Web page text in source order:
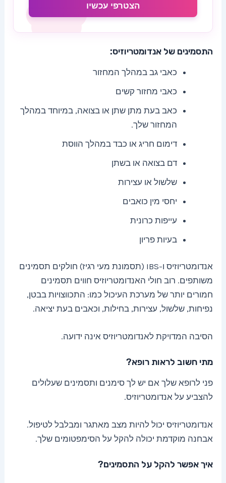
הצטרפי עכשיו
התסמינים של אנדומטריוזיס:
כאבי גב במהלך המחזור
כאבי מחזור קשים
כאב בעת מתן שתן או בצואה, במיוחד במהלך
המחזור שלך.
דימום חריג או כבד במהלך הווסת
דם בצואה או בשתן
שלשול או עצירות
יחסי מין כואבים
עייפות כרונית
בעיות פריון
אנדומטריוזיס ו-IBS (תסמונת מעי רגיז) חולקים תסמינים
משותפים. רוב חולי האנדומטריוזיס חווים תסמינים
חמורים יותר של מערכת העיכול כמו: התכווצויות בבטן,
נפיחות, שלשול, עצירות, בחילות, וכאבים בעת יציאה.
הסיבה המדויקת לאנדומטריוזיס אינה ידועה.
מתי חשוב לראות רופא?
פני לרופא שלך אם יש לך סימנים ותסמינים שעלולים
להצביע על אנדומטריוזיס.
אנדומטריוזיס יכול להיות מצב מאתגר ומבלבל לטיפול.
אבחנה מוקדמת יכולה להקל על הסימפטומים שלך.
איך אפשר להקל על התסמינים?